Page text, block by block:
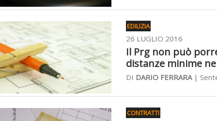
EDILIZIA
26 LUGLIO 2016
Il Prg non può
distanze minime
DI DARIO FERRARA|
CONTRATTI